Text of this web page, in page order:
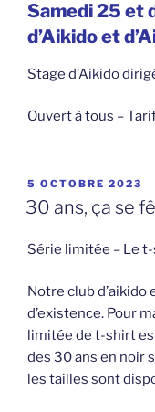
Samedi 25 et
d’Aikido et
Stage d’Aikido
Ouvert à tous –
PUBLIÉ
LE
5 OCTOBRE 2023
30 ans, ça se
Série limitée – Le t-
Notre club d’aikido
d’existence. Pour
limitée de t-shirt
des 30 ans en noir
les tailles sont